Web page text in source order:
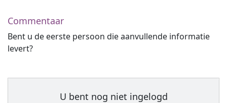
Commentaar
Bent u de eerste persoon die aanvullende informatie
levert?
U bent nog niet ingelogd